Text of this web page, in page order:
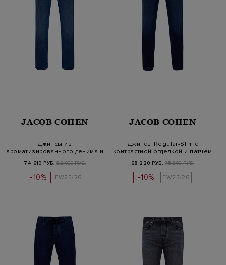
JACOB COHEN
Джинсы из
ароматизированного денима и
74 610 РУБ. 82 900 РУБ.
-10% FW25/26
JACOB COHEN
Джинсы Regular-Slim с
контрастной отделкой и патчем
68 220 РУБ. 75 800 РУБ.
-10% FW25/26